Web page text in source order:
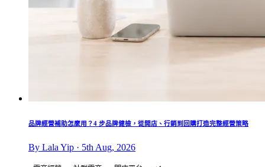
品牌經營補助怎麼用？4 步品牌健檢，從開店、行銷到回購打造完整經營策略
By Lala Yip · 5th Aug, 2026